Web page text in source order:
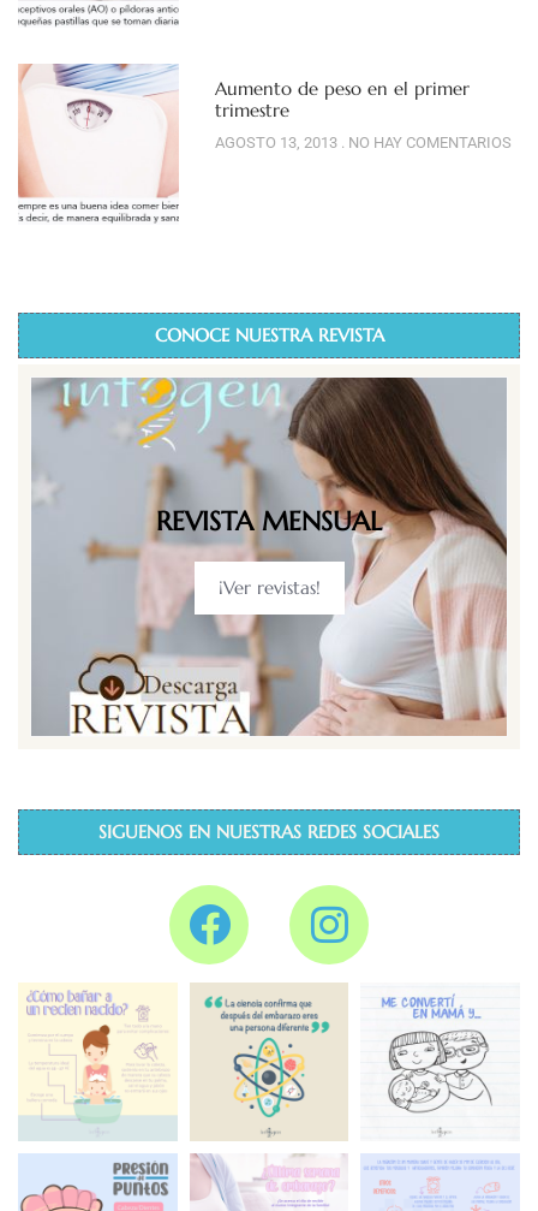
Aumento de peso en el primer
trimestre
AGOSTO 13, 2013 NO HAY COMENTARIOS
CONOCE NUESTRA REVISTA
REVISTA MENSUAL
¡Ver revistas!
SIGUENOS EN NUESTRAS REDES SOCIALES